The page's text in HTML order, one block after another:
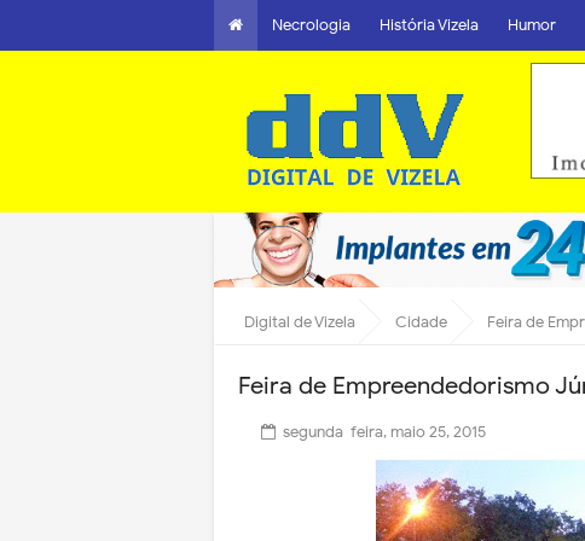
Necrologia História Vizela Humor
Digital de Vizela Cidade Feira de
Feira de Empreendedorismo
segunda-feira, maio 25, 2015